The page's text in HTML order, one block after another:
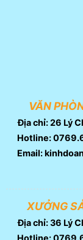
VĂN
Địa chỉ: 26 Lý
Hotline:
Email:
XƯỞNG
Địa chỉ: 36 Lý
Hotline: